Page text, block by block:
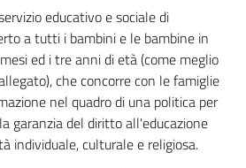
educativo e sociale di
a tutti i bambini e le bambine in
ed i tre anni di età (come meglio
che concorre con le famiglie
nel quadro di una politica per
garanzia del diritto all'educazione
individuale, culturale e religiosa.